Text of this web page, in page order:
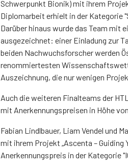
Schwerpunkt Bionik) mit ihrem
Diplomarbeit erhielt in der Kategorie
Darüber hinaus wurde das Team mit
ausgezeichnet: einer Einladung zur
beiden Nachwuchsforscher werden
renommiertesten
Auszeichnung, die nur wenigen
Auch die weiteren Finalteams der
mit Anerkennungspreisen in Höhe
Fabian Lindlbauer, Liam Vendel und
mit ihrem Projekt „Ascenta – Guiding
Anerkennungspreis in der Kategorie